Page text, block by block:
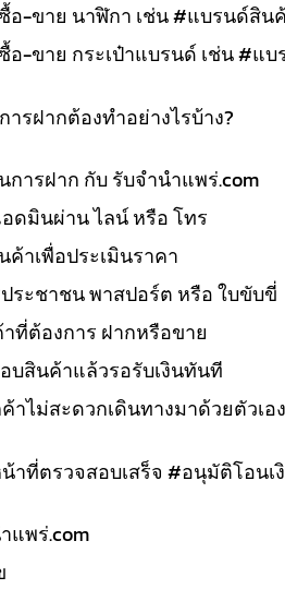
อ-ขาย นาฬิกา เช่น #แบรนด์สินค้
อ-ขาย กระเป๋าแบรนด์ เช่น #แบ
ารฝากต้องทำอย่างไรบ้าง?
ารฝาก กับ รับจำนำแพร่.com
ดมินผ่าน ไลน์ หรือ โทร
ค้าเพื่อประเมินราคา
ระชาชน พาสปอร์ต หรือ ใบขับขี่
ที่ต้องการ ฝากหรือขาย
บสินค้าแล้วรอรับเงินทันที
าไม่สะดวกเดินทางมาด้วยตัวเ
น้าที่ตรวจสอบเสร็จ #อนุมัติโอน
แพร่.com